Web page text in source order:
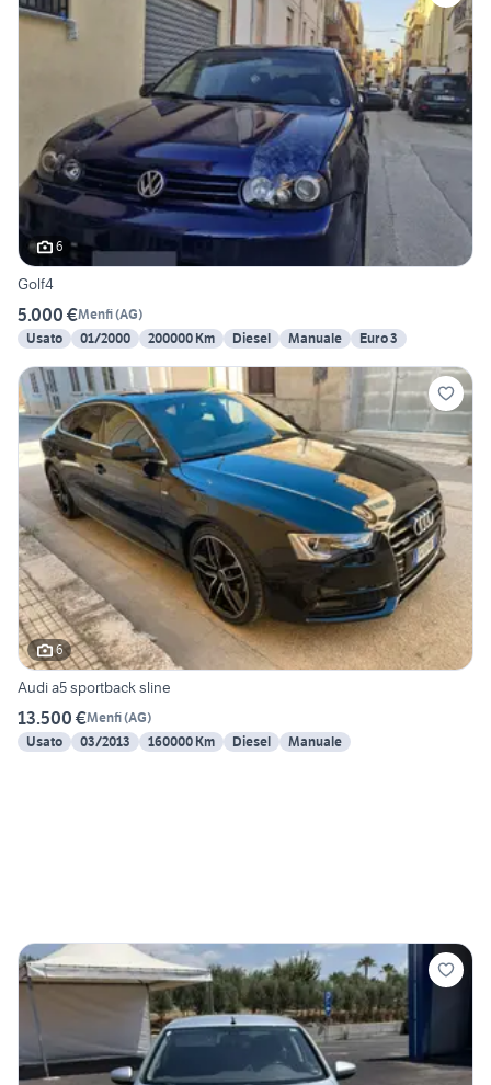
6
Golf4
5.000 €Menfi(AG)
Usato
01/2000 200000 Km Diesel Manuale Euro 3
6
Audi a5 sportback sline
13.500 €Menfi(AG)
Usato
03/2013 160000 Km Diesel Manuale